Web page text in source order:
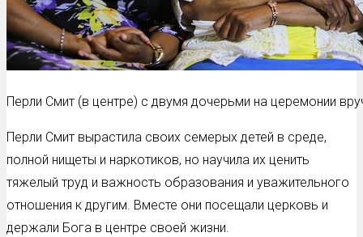
Перли Смит (в центре) с двумя дочерьми на церемонии
Перли Смит вырастила своих семерых детей в среде,
полной нищеты и наркотиков, но научила их ценить
тяжелый труд и важность образования и уважительного
отношения к другим. Вместе они посещали церковь и
держали Бога в центре своей жизни.